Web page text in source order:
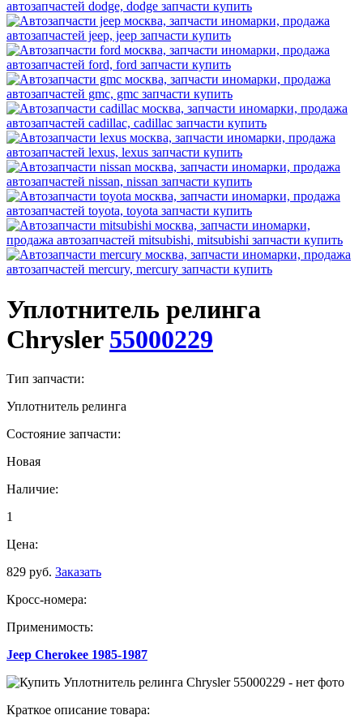
Уплотнитель релинга
Chrysler 55000229
Тип запчасти:
Уплотнитель релинга
Состояние запчасти:
Новая
Наличие:
1
Цена:
829 руб. Заказать
Кросс-номера:
Применимость:
Jeep Cherokee 1985-1987
Краткое описание товара: